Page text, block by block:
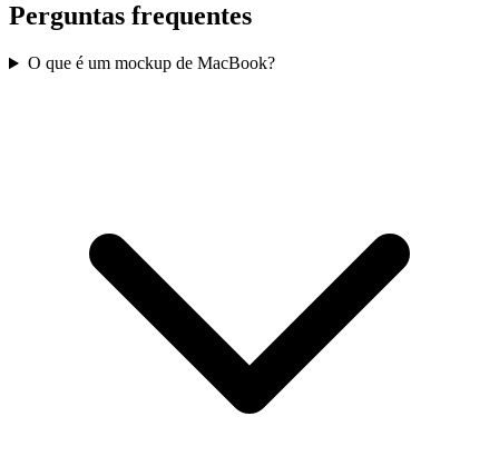
Perguntas frequentes
O que é um mockup de MacBook?